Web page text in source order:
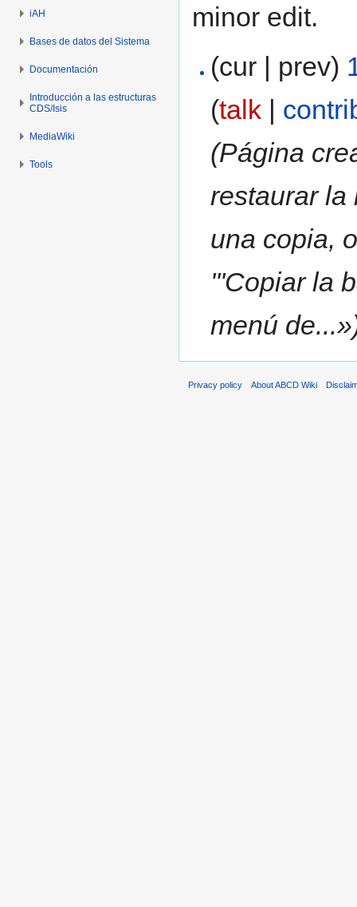
minor edit.
(cur | prev)
(talk |
(Página
restaurar la
una copia,
'''Copiar la
menú
iAH
Bases de datos del Sistema
Documentación
Introducción a las estructuras
CDS/Isis
MediaWiki
Tools
Privacy policy About ABCD Wiki